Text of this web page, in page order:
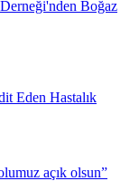
Boğaz
Eden Hastalık
açık olsun”